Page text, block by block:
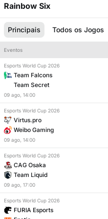
Rainbow Six
Principais Todos os Jogos
Eventos
Esports World Cup 2026
Team Falcons
Team Secret
09 ago, 14:00
Esports World Cup 2026
Virtus.pro
Weibo Gaming
09 ago, 14:00
Esports World Cup 2026
CAG Osaka
Team Liquid
09 ago, 17:00
Esports World Cup 2026
FURIA Esports